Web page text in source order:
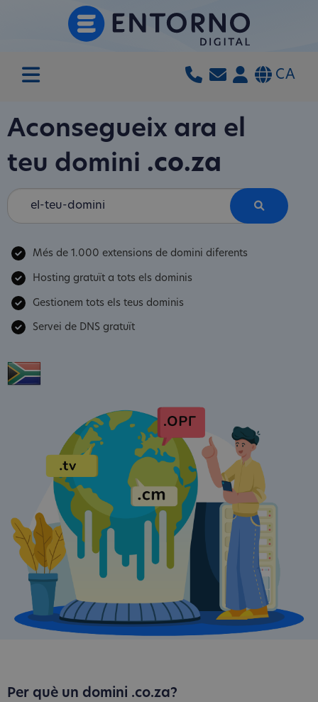
CA
Aconsegueix ara el
teu domini .co.za
Més de 1.000 extensions de domini diferents
Hosting gratuït a tots els dominis
Gestionem tots els teus dominis
Servei de DNS gratuït
Per què un domini .co.za?